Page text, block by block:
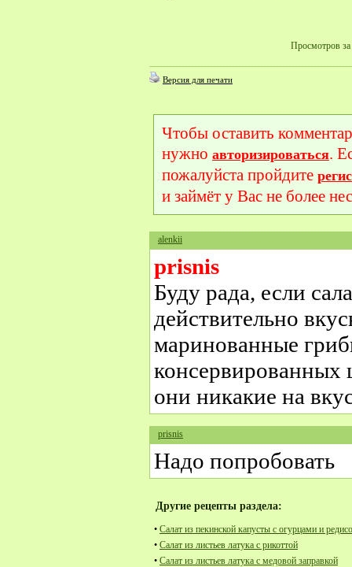
Просмотров за
Версия для печати
Чтобы оставить
нужно авторизироваться.
пожалуйста пройдите
и займёт у Вас не более
alenkii
prisnis
Буду рада, если
действительно
маринованные
они никакие на
prisnis
Надо попробовать
Другие рецепты раздела:
• Салат из пекинской капусты с огурцами и
• Салат из листьев латука с рикоттой
• Салат из листьев латука с медовой заправкой